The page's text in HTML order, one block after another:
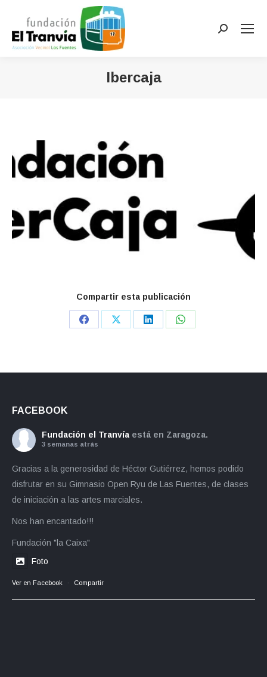
Buscar:
Ibercaja
Compartir esta publicación
Share
Share
Share
Share
FACEBOOK
Fundación el Tranvía está en Zaragoza.
3 semanas atrás
Gracias a la generosidad de Héctor Gutiérrez, hemos podido
disfrutar en su Gimnasio Open Ryu de Las Fuentes, de clases
de iniciación a las artes marciales.
Nos han encantado!!!
Fundación "la Caixa"
Foto
Ver en Facebook · Compartir